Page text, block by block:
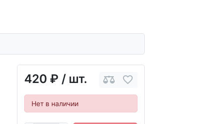
420 ₽ / шт.
Нет в наличии